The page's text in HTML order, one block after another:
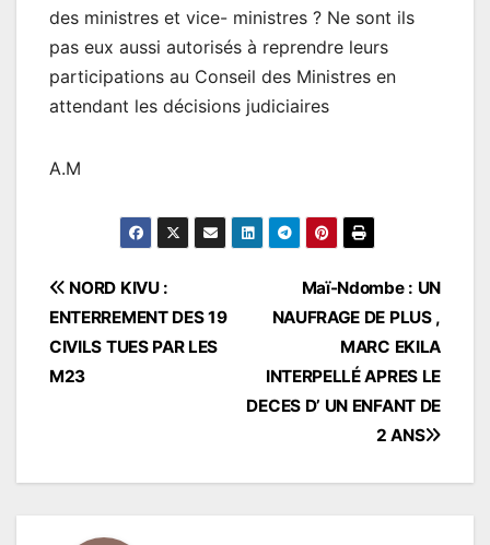
des ministres et vice- ministres ? Ne sont ils
pas eux aussi autorisés à reprendre leurs
participations au Conseil des Ministres en
attendant les décisions judiciaires
A.M
Navigation
de
l’article
Maï-Ndombe : UN
NAUFRAGE DE PLUS ,
MARC EKILA
INTERPELLÉ APRES LE
DECES D’ UN ENFANT DE
2 ANS
NORD KIVU :
ENTERREMENT DES 19
CIVILS TUES PAR LES
M23